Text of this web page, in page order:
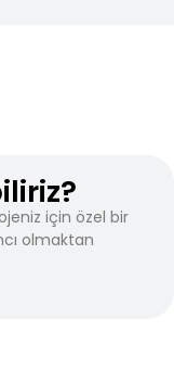
için özel bir
olmaktan